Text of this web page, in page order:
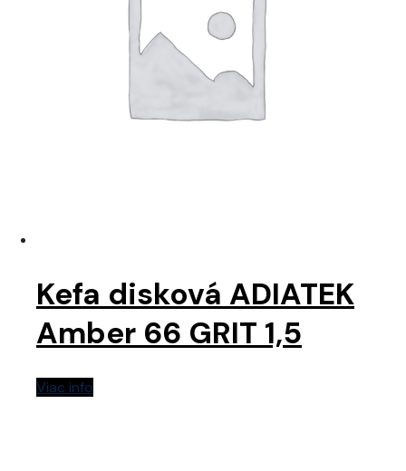
Kefa disková ADIATEK
Amber 66 GRIT 1,5
Viac info